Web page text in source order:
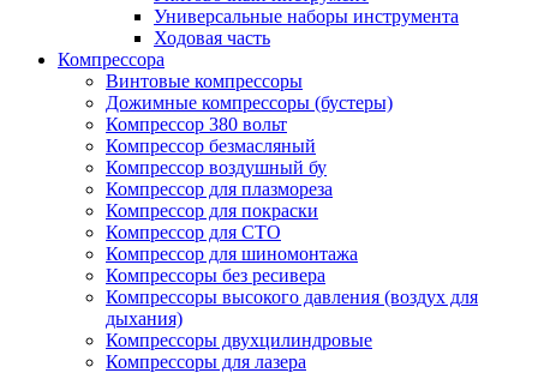
Универсальные наборы инструмента
Ходовая часть
Компрессора
Винтовые компрессоры
Дожимные компрессоры (бустеры)
Компрессор 380 вольт
Компрессор безмасляный
Компрессор воздушный бу
Компрессор для плазмореза
Компрессор для покраски
Компрессор для СТО
Компрессор для шиномонтажа
Компрессоры без ресивера
Компрессоры высокого давления (воздух для
дыхания)
Компрессоры двухцилиндровые
Компрессоры для лазера